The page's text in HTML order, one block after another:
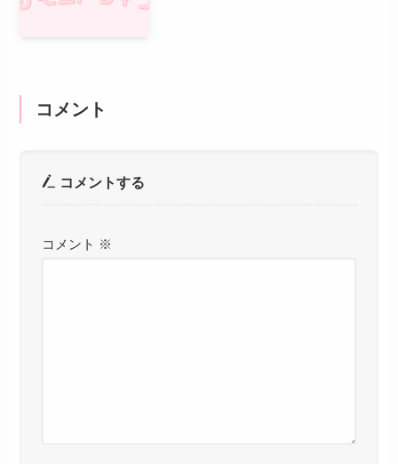
コメント
コメントする
コメント ※